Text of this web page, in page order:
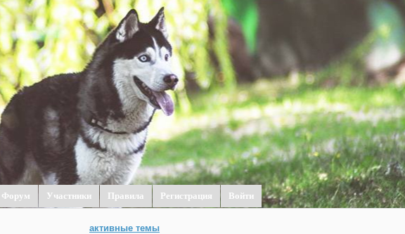
Форум Участники Правила Регистрация Войти
активные темы